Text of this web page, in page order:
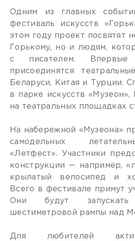
Одним из главных
фестиваль искусств
этом году проект посвятят
Горькому, но и людям,
с писателем.
присоединятся
Беларуси, Китая и Турции.
в парке искусств «Музеон»,
на театральных площадках
На набережной «Музеона»
самодельных
«Летфест». Участники
конструкции — например,
крылатый велосипед и
Всего в фестивале примут
Они будут
шестиметровой рампы над
Для любителей